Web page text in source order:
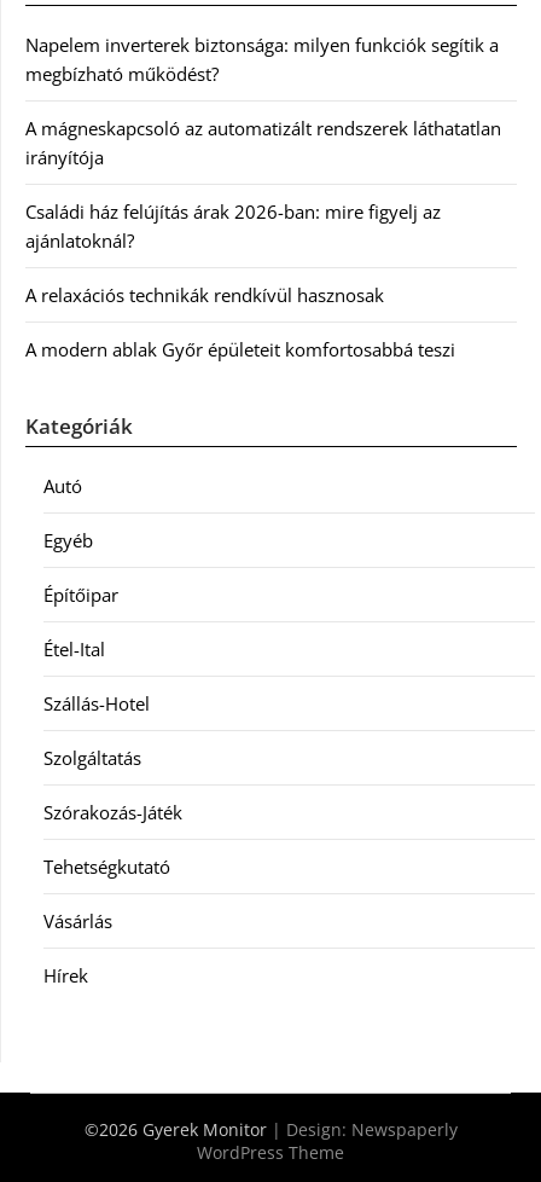
Napelem inverterek biztonsága: milyen funkciók segítik a
megbízható működést?
A mágneskapcsoló az automatizált rendszerek láthatatlan
irányítója
Családi ház felújítás árak 2026-ban: mire figyelj az
ajánlatoknál?
A relaxációs technikák rendkívül hasznosak
A modern ablak Győr épületeit komfortosabbá teszi
Kategóriák
Autó
Egyéb
Építőipar
Étel-Ital
Szállás-Hotel
Szolgáltatás
Szórakozás-Játék
Tehetségkutató
Vásárlás
Hírek
©2026 Gyerek Monitor | Design: Newspaperly
WordPress Theme